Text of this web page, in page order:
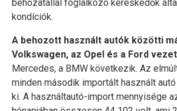
behozatallal foglalkozó kereskedők
kondíciók.
A behozott használt autók közötti
Volkswagen, az Opel és a Ford
Mercedes, a BMW következik. Az
minden második importált használt
ki. A használtautó-import mennyisége